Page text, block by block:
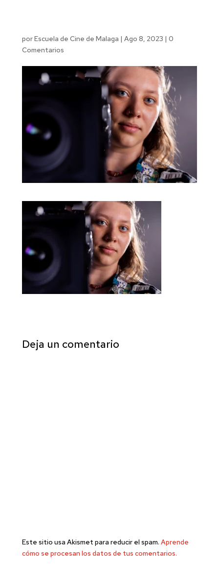
porEscuela de Cine de Malaga | Ago 8, 2023 | 0
Comentarios
Deja un comentario
Este sitio usa Akismet para reducir el spam. Aprende
cómo se procesan los datos de tus comentarios.